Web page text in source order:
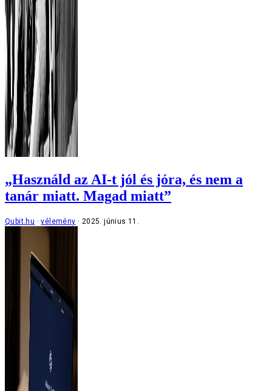
„Használd az AI-t jól és jóra, és nem a
tanár miatt. Magad miatt”
Qubit.hu vélemény 2025. június 11.